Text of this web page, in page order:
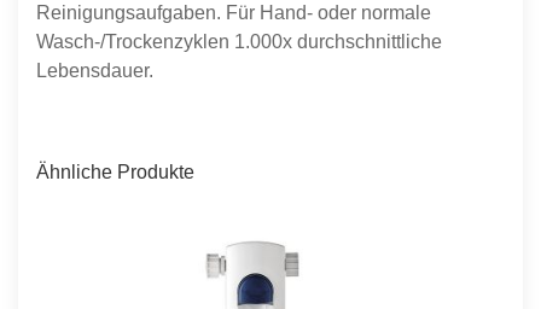
Reinigungsaufgaben. Für Hand- oder normale
Wasch-/Trockenzyklen 1.000x durchschnittliche
Lebensdauer.
Ähnliche Produkte